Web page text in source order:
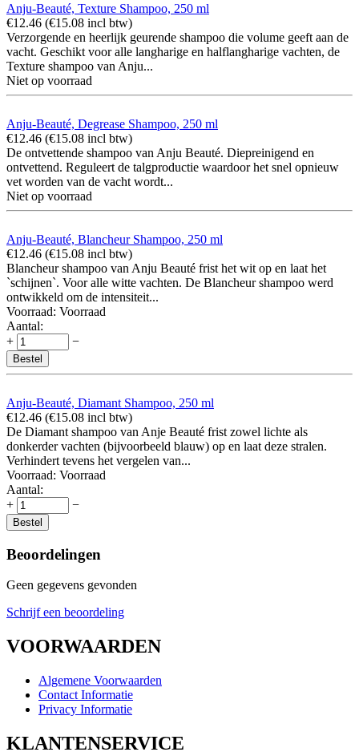
Anju-Beauté, Texture Shampoo, 250 ml
€12.46 (€15.08 incl btw)
Verzorgende en heerlijk geurende shampoo die volume geeft aan de
vacht. Geschikt voor alle langharige en halflangharige vachten, de
Texture shampoo van Anju...
Niet op voorraad
Anju-Beauté, Degrease Shampoo, 250 ml
€12.46 (€15.08 incl btw)
De ontvettende shampoo van Anju Beauté. Diepreinigend en
ontvettend. Reguleert de talgproductie waardoor het snel opnieuw
vet worden van de vacht wordt...
Niet op voorraad
Anju-Beauté, Blancheur Shampoo, 250 ml
€12.46 (€15.08 incl btw)
Blancheur shampoo van Anju Beauté frist het wit op en laat het
`schijnen`. Voor alle witte vachten. De Blancheur shampoo werd
ontwikkeld om de intensiteit...
Voorraad: Voorraad
Aantal:
+
−
Bestel
Anju-Beauté, Diamant Shampoo, 250 ml
€12.46 (€15.08 incl btw)
De Diamant shampoo van Anje Beauté frist zowel lichte als
donkerder vachten (bijvoorbeeld blauw) op en laat deze stralen.
Verhindert tevens het vergelen van...
Voorraad: Voorraad
Aantal:
+
−
Bestel
Beoordelingen
Geen gegevens gevonden
Schrijf een beoordeling
VOORWAARDEN
Algemene Voorwaarden
Contact Informatie
Privacy Informatie
KLANTENSERVICE